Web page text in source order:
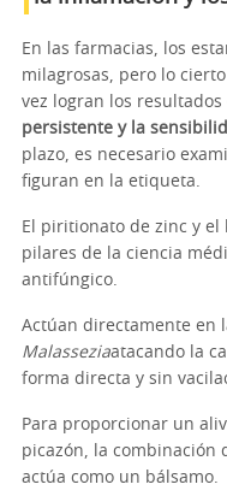
En las farmacias, los
milagrosas, pero lo
vez logran los resultados
persistente y la
plazo, es necesario
figuran en la etiqueta.
El piritionato de zinc y el
pilares de la ciencia
antifúngico.
Actúan directamente en
Malasseziaatacando la
forma directa y sin
Para proporcionar un
picazón, la combinación
actúa como un bálsamo.